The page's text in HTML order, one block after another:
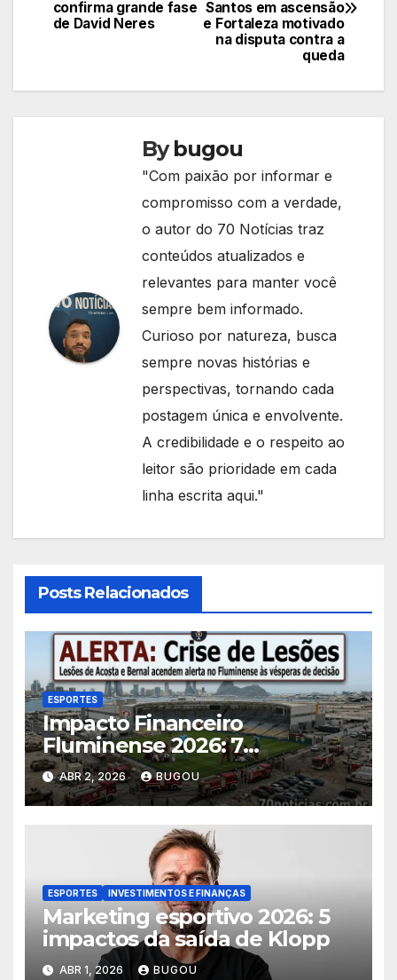
Santos em ascensão
e Fortaleza motivado
na disputa contra a
queda
confirma grande fase
de David Neres
Bybugou
"Com paixão por informar e
compromisso com a verdade,
o autor do 70 Notícias traz
conteúdos atualizados e
relevantes para manter você
sempre bem informado.
Curioso por natureza, busca
sempre novas histórias e
perspectivas, tornando cada
postagem única e envolvente.
A credibilidade e o respeito ao
leitor são prioridade em cada
linha escrita aqui."
Posts Relacionados
ESPORTES
Impacto Financeiro
Fluminense 2026: 7
Consequências das Lesões
ABR 2, 2026 BUGOU
ESPORTES INVESTIMENTOS E FINANÇAS
Marketing esportivo 2026: 5
impactos da saída de Klopp
ABR 1, 2026 BUGOU